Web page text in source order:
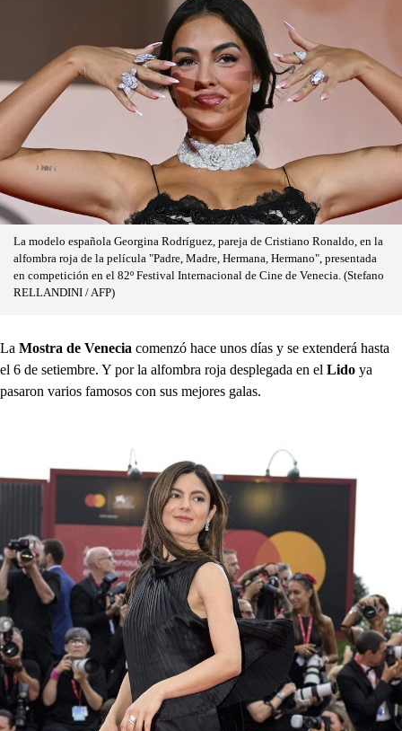
La modelo española Georgina Rodríguez, pareja de Cristiano Ronaldo, en la
alfombra roja de la película "Padre, Madre, Hermana, Hermano", presentada
en competición en el 82º Festival Internacional de Cine de Venecia. (Stefano
RELLANDINI / AFP)
La Mostra de Venecia comenzó hace unos días y se extenderá hasta
el 6 de setiembre. Y por la alfombra roja desplegada en el Lido ya
pasaron varios famosos con sus mejores galas.